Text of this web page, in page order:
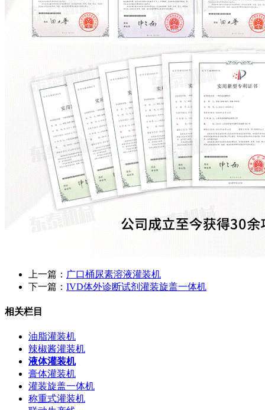
上一篇： 广口桶尿素溶液灌装机
下一篇： IVD体外诊断试剂灌装旋盖一体机
相关栏目
油脂灌装机
辣椒酱灌装机
液体灌装机
膏体灌装机
灌装旋盖一体机
称重式灌装机